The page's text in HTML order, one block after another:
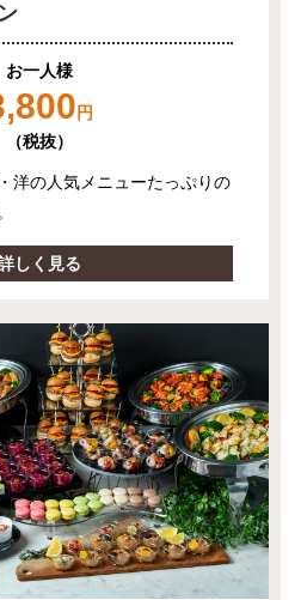
お一人様
円
（税抜）
洋の人気メニューたっぷりの
しく見る